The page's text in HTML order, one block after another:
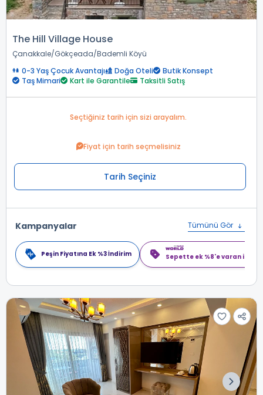
The Hill Village House
Çanakkale Gökçeada Bademli Köyü
0-3 Yaş Çocuk Avantajı
Doğa Oteli
Butik Konsept
Taş Mimari
Kart ile Garantile Taksitli Satış
Seçtiğiniz tarih için sizi arayalım.
Fiyat için tarih seçmelisiniz
Tarih Seçiniz
Kampanyalar Tümünü Gör
Peşin Fiyatına Ek %3 İndirim Sepette ek %8'e varan